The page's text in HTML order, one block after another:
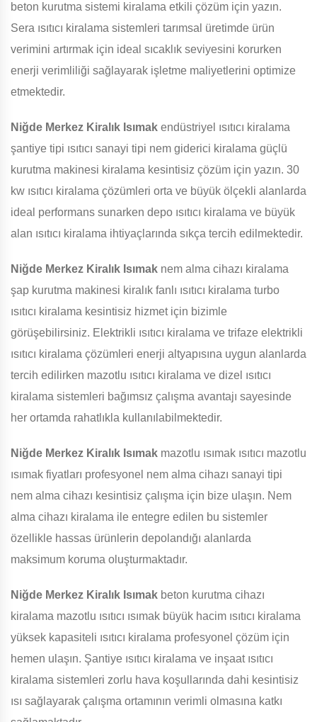
beton kurutma sistemi kiralama etkili çözüm için yazın.
Sera ısıtıcı kiralama sistemleri tarımsal üretimde ürün
verimini artırmak için ideal sıcaklık seviyesini korurken
enerji verimliliği sağlayarak işletme maliyetlerini optimize
etmektedir.
Niğde Merkez Kiralık Isımak endüstriyel ısıtıcı kiralama
şantiye tipi ısıtıcı sanayi tipi nem giderici kiralama güçlü
kurutma makinesi kiralama kesintisiz çözüm için yazın. 30
kw ısıtıcı kiralama çözümleri orta ve büyük ölçekli alanlarda
ideal performans sunarken depo ısıtıcı kiralama ve büyük
alan ısıtıcı kiralama ihtiyaçlarında sıkça tercih edilmektedir.
Niğde Merkez Kiralık Isımak nem alma cihazı kiralama
şap kurutma makinesi kiralık fanlı ısıtıcı kiralama turbo
ısıtıcı kiralama kesintisiz hizmet için bizimle
görüşebilirsiniz. Elektrikli ısıtıcı kiralama ve trifaze elektrikli
ısıtıcı kiralama çözümleri enerji altyapısına uygun alanlarda
tercih edilirken mazotlu ısıtıcı kiralama ve dizel ısıtıcı
kiralama sistemleri bağımsız çalışma avantajı sayesinde
her ortamda rahatlıkla kullanılabilmektedir.
Niğde Merkez Kiralık Isımak mazotlu ısımak ısıtıcı mazotlu
ısımak fiyatları profesyonel nem alma cihazı sanayi tipi
nem alma cihazı kesintisiz çalışma için bize ulaşın. Nem
alma cihazı kiralama ile entegre edilen bu sistemler
özellikle hassas ürünlerin depolandığı alanlarda
maksimum koruma oluşturmaktadır.
Niğde Merkez Kiralık Isımak beton kurutma cihazı
kiralama mazotlu ısıtıcı ısımak büyük hacim ısıtıcı kiralama
yüksek kapasiteli ısıtıcı kiralama profesyonel çözüm için
hemen ulaşın. Şantiye ısıtıcı kiralama ve inşaat ısıtıcı
kiralama sistemleri zorlu hava koşullarında dahi kesintisiz
ısı sağlayarak çalışma ortamının verimli olmasına katkı